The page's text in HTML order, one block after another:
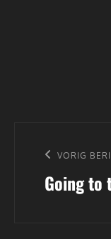
navigatie
Vorig
bericht
VORIG
Going to